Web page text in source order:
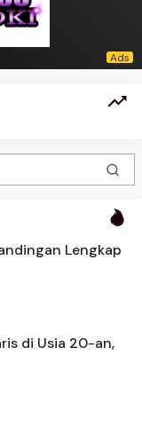
Lengkap
di Usia 20-an,